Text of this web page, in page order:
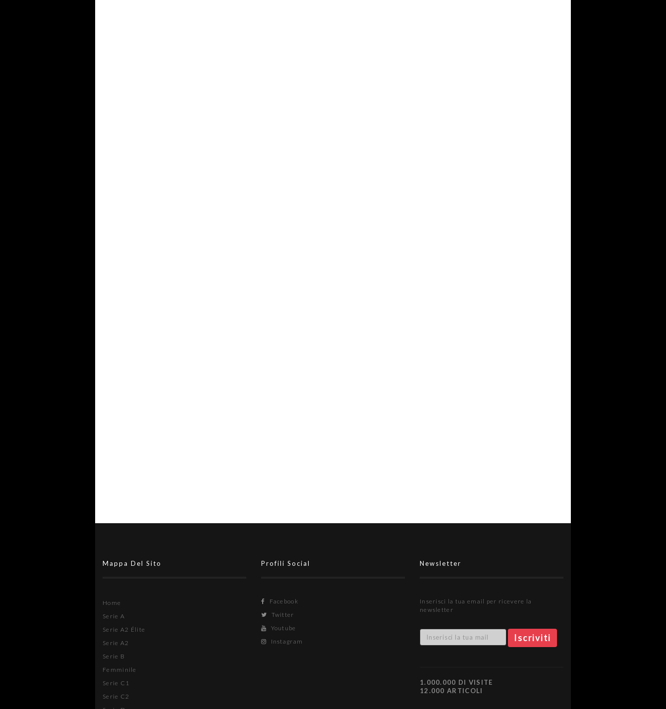
Mappa Del Sito
Home
Serie A
Serie A2 Élite
Serie A2
Serie B
Femminile
Serie C1
Serie C2
Profili Social
Facebook
Twitter
Youtube
Instagram
Newsletter
Inserisci la tua email per ricevere la
newsletter
1.000.000 DI VISITE
12.000 ARTICOLI